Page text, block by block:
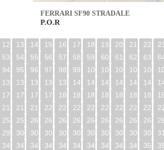
FERRARI SF90 STRADALE
P.O.R
12 13 14 15 16 17 18 19 20 21 22
53 54 55 56 57 58 59 60 61 62 63
94 95 96 97 98 99 100 101 102 103 104
135 136 137 138 139 140 141 142 143 144 145
176 177 178 179 180 181 182 183 184 185 186
217 218 219 220 221 222 223 224 225 226 227
258 259 260 261 262 263 264 265 266 267 268
299 300 301 302 303 304 305 306 307 308 309
340 341 342 343 344 345 346 347 348 349 350